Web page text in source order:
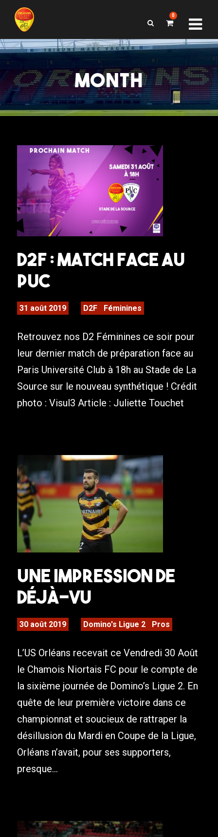
0
MONTH
D2F : Match face au
PUC
31 août 2019 D2F Féminines
Retrouvez nos D2 Féminines ce soir pour
leur dernier match de préparation face au
Paris Université Club à 18h au Stade de La
Source sur le nouveau synthétique ! Crédit
photo : Visul3 Article : Juliette Touchet
Une impression de
déjà-vu
30 août 2019 Domino's Ligue 2 Pros
L’US Orléans recevait ce Vendredi 30 Août
le Chamois Niortais FC pour le compte de
la sixième journée de Domino’s Ligue 2. En
quête de leur première victoire dans ce
championnat et soucieux de rattraper la
désillusion du Mardi en Coupe de la Ligue,
Orléans n’avait, pour ses supporters,
presque...